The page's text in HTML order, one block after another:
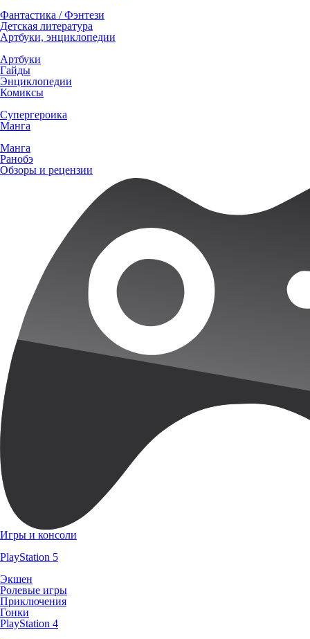
Фантастика / Фэнтези
Детская литература
Артбуки, энциклопедии
Артбуки
Гайды
Энциклопедии
Комиксы
Супергероика
Манга
Манга
Ранобэ
Обзоры и рецензии
Игры и консоли
PlayStation 5
Экшен
Ролевые игры
Приключения
Гонки
PlayStation 4